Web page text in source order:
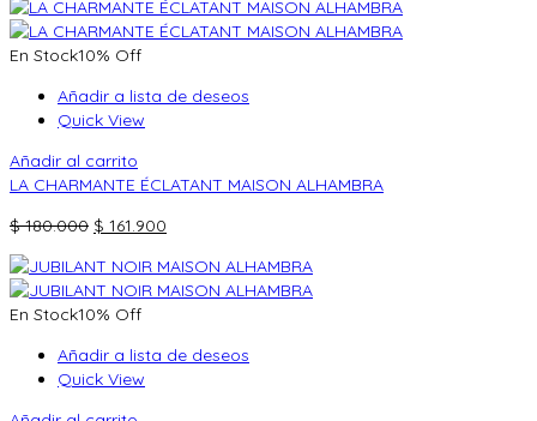
original
era:
$ 100.000.
actual
es:
En Stock10% Off
Añadir a lista de deseos
Quick View
Añadir al carrito
LA CHARMANTE ÉCLATANT MAISON ALHAMBRA
$180.000 El
original
era:
$ 180.000.
$ 161.900
actual
es:
En Stock10% Off
Añadir a lista de deseos
Quick View